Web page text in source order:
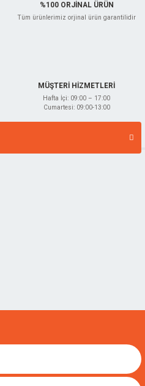
%100 ORJİNAL ÜRÜN
Tüm ürünlerimiz orjinal ürün garantilidir
MÜŞTERİ HİZMETLERİ
Hafta İçi: 09:00 – 17:00
Cumartesi: 09:00-13:00